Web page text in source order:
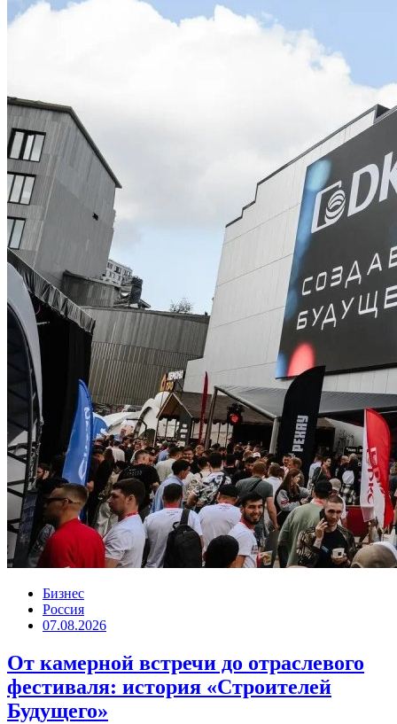
Бизнес
Россия
07.08.2026
От камерной встречи до отраслевого
фестиваля: история «Строителей
Будущего»